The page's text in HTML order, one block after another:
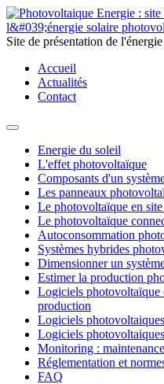
Site de présentation de
Accueil
Actualités
Contact
Energie du soleil
L'effet photovoltaïque
Composants d'un
Les panneaux
Le photovoltaïque en
Le photovoltaïque
Autoconsommation
Systèmes hybrides
Dimensionner un
Estimer la production
Logiciels photovoltaïque
production
Logiciels
Logiciels
Monitoring :
Réglementation et
FAQ